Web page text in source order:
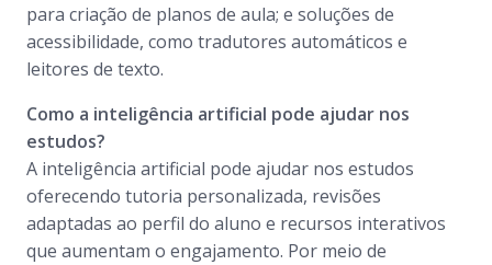
para criação de planos de aula; e soluções de
acessibilidade, como tradutores automáticos e
leitores de texto.
Como a inteligência artificial pode ajudar nos
estudos?
A inteligência artificial pode ajudar nos estudos
oferecendo tutoria personalizada, revisões
adaptadas ao perfil do aluno e recursos interativos
que aumentam o engajamento. Por meio de